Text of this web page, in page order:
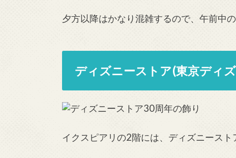
夕方以降はかなり混雑するので、午前中
ディズニーストア(東京ディ
イクスピアリの2階には、ディズニースト